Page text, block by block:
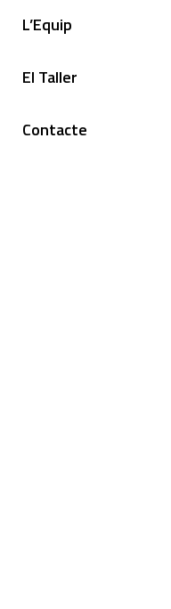
L’Equip
El Taller
Contacte